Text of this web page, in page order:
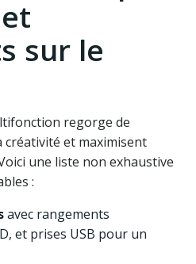
sur le
regorge de
et maximisent
une liste non exhaustive
:
avec rangements
et prises USB pour un